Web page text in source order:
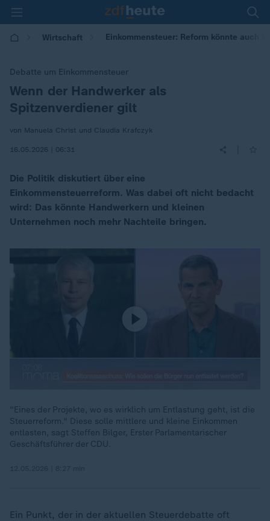
Wirtschaft Einkommensteuer: Reform könnte auch
Debatte um Einkommensteuer
:
Wenn der Handwerker als
Spitzenverdiener gilt
von Manuela Christ und Claudia Krafczyk
16.05.2026 | 06:31
Die Politik diskutiert über eine
Einkommensteuerreform. Was dabei oft nicht bedacht
wird: Das könnte Handwerkern und kleinen
Unternehmen noch mehr Nachteile bringen.
"Eines der Projekte, wo es wirklich um Entlastung geht, ist die
Steuerreform." Diese solle mittlere und kleine Einkommen
entlasten, sagt Steffen Bilger, Erster Parlamentarischer
Geschäftsführer der CDU.
Ein Punkt, der in der aktuellen Steuerdebatte oft